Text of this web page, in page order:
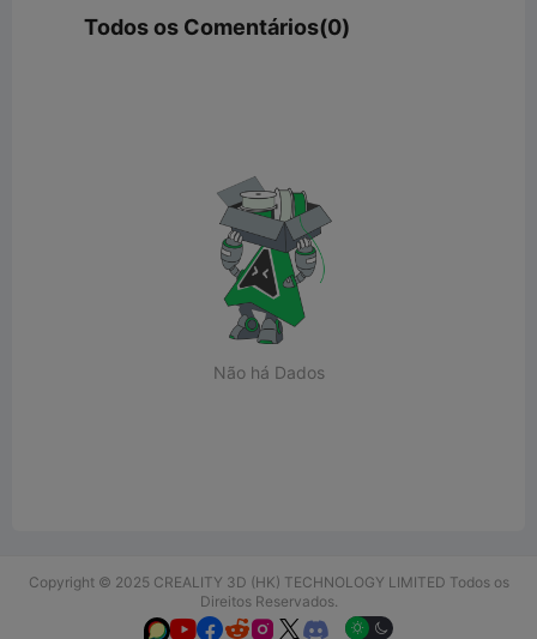
Todos os Comentários(0)
Não há Dados
Copyright © 2025 CREALITY 3D (HK) TECHNOLOGY LIMITED Todos os
Direitos Reservados.
  